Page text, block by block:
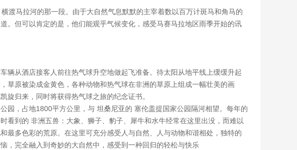
渡马拉河的那一段。由于大自然气息默默的主宰着数以百万计斑马和角马的
。但可以肯定的是，他们能观乎气候变化，感受马赛马拉地区雨季开始的讯
辆从酒店接客人前往热气球升空地做起飞准备。待太阳从地平线上缓缓升起
草原被染成金黄色，各种动物和热气球在非洲的草原上组成一幅壮美的画
旋归来，同时将获得热气球之旅的纪念证书。
园，占地1800平方公里，与 坦桑尼亚的 塞伦盖提国家公园隔河相望。每年的
看到的 非洲五兽：大象、狮子、豹子、犀牛和水牛经常在这里出没，而难以
最多色彩的荒原。在这里可充分感受人与自然、人与动物和谐相处，独特的
，完全融入到奇妙的大自然中，感受到一种回归的轻松与快乐